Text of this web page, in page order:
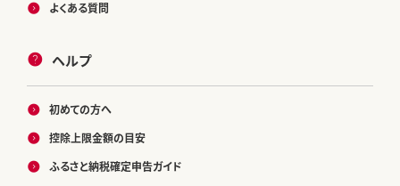
よくある質問
ヘルプ
初めての方へ
控除上限金額の目安
ふるさと納税確定申告ガイド